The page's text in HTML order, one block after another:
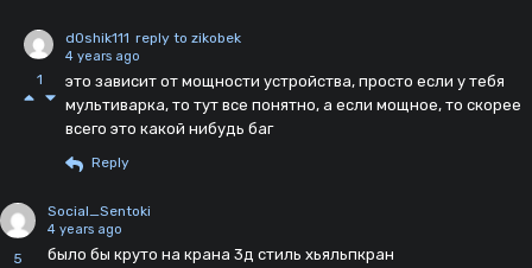
1
d0shik111 reply to zikobek
4 years ago
это зависит от мощности устройства, просто если у тебя
мультиварка, то тут все понятно, а если мощное, то скорее
всего это какой нибудь баг
Reply
5
Social_Sentoki
4 years ago
было бы круто на крана 3д стиль хьяльпкран